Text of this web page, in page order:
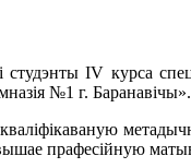
IV курса
№1 г. Баранавічы».
прафесійную